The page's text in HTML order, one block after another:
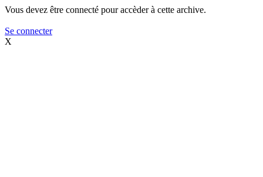
Vous devez être connecté pour accèder à cette archive.
Se connecter
X